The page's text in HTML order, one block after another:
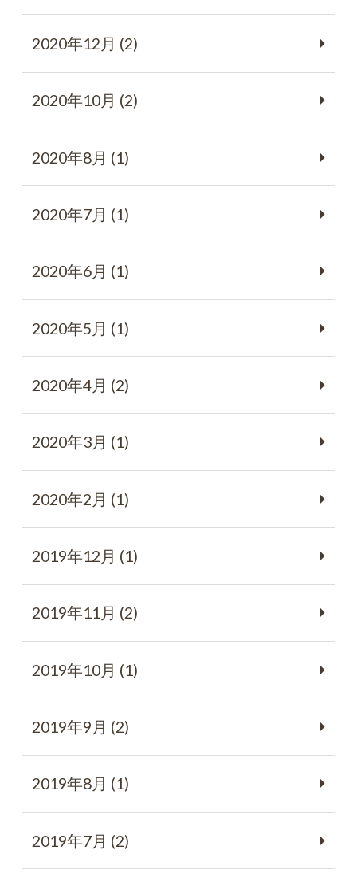
2020年12月 (2)
2020年10月 (2)
2020年8月 (1)
2020年7月 (1)
2020年6月 (1)
2020年5月 (1)
2020年4月 (2)
2020年3月 (1)
2020年2月 (1)
2019年12月 (1)
2019年11月 (2)
2019年10月 (1)
2019年9月 (2)
2019年8月 (1)
2019年7月 (2)